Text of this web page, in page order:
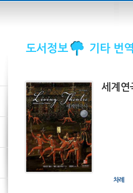
도서정보 기타 번
세계
차례